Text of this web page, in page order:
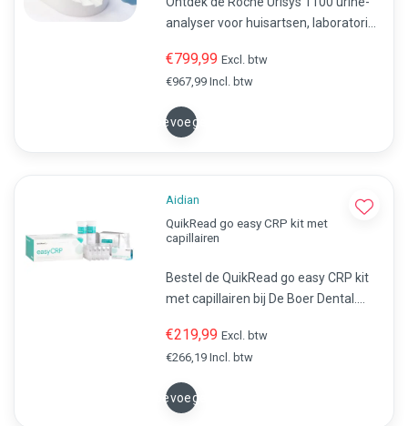
analyser voor huisartsen, laboratoria
analyse van Combur 10UX teststrips,
snelle resultaten, eenvoudig in
gebruik. Bestel ook de teststrips
mee!
€799,99 Excl. btw
€967,99 Incl. btw
Toevoegen
Aidian
QuikRead go easy CRP kit met
capillairen
Bestel de QuikRead go easy CRP kit
met capillairen bij De Boer Dental.
QuikRead Go analyzer, resultaat
binnen 2 minuten, geschikt voor
vingerprik, veneus bloed, serum of
plasma.
€219,99 Excl. btw
€266,19 Incl. btw
Toevoegen